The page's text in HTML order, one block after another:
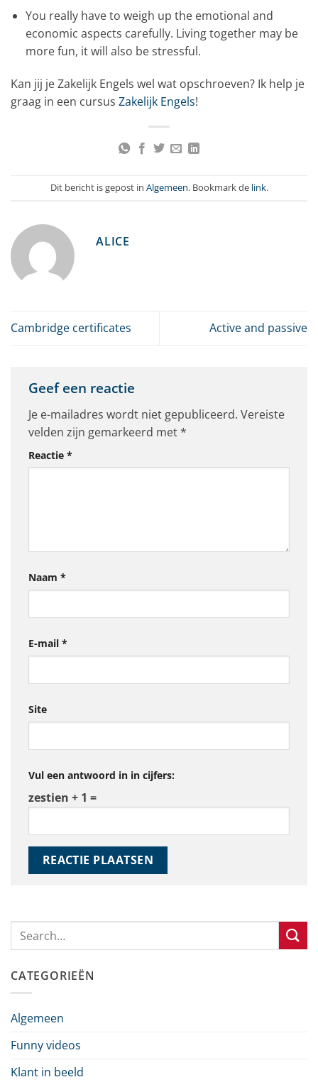
You really have to weigh up the emotional and
economic aspects carefully. Living together may be
more fun, it will also be stressful.
Kan jij je Zakelijk Engels wel wat opschroeven? Ik help je
graag in een cursus Zakelijk Engels!
Dit bericht is gepost in Algemeen. Bookmark de link.
ALICE
Cambridge certificates Active and passive
Geef een reactie
Je e-mailadres wordt niet gepubliceerd. Vereiste
velden zijn gemarkeerd met*
Reactie *
Naam *
E-mail *
Site
Vul een antwoord in in cijfers:
zestien + 1 =
CATEGORIEËN
Algemeen
Funny videos
Klant in beeld